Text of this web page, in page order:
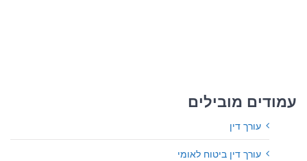
עמודים מובילים
עורך דין
עורך דין ביטוח לאומי